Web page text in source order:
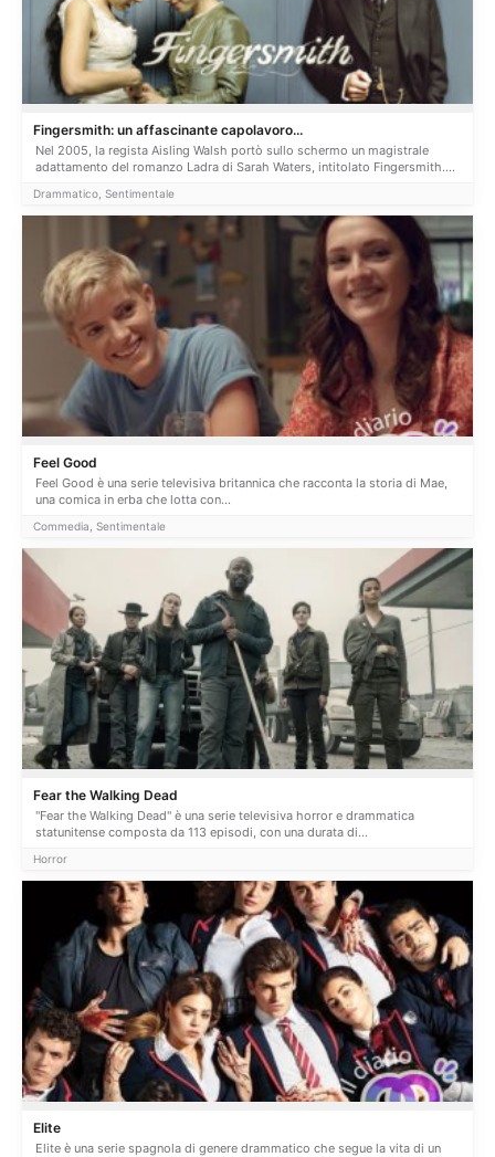
Fingersmith: un affascinante capolavoro...
Nel 2005, la regista Aisling Walsh portò sullo schermo un magistrale
adattamento del romanzo Ladra di Sarah Waters, intitolato Fingersmith....
Drammatico, Sentimentale
Feel Good
Feel Good è una serie televisiva britannica che racconta la storia di Mae,
una comica in erba che lotta con...
Commedia, Sentimentale
Fear the Walking Dead
"Fear the Walking Dead" è una serie televisiva horror e drammatica
statunitense composta da 113 episodi, con una durata di...
Horror
Elite
Elite è una serie spagnola di genere drammatico che segue la vita di un